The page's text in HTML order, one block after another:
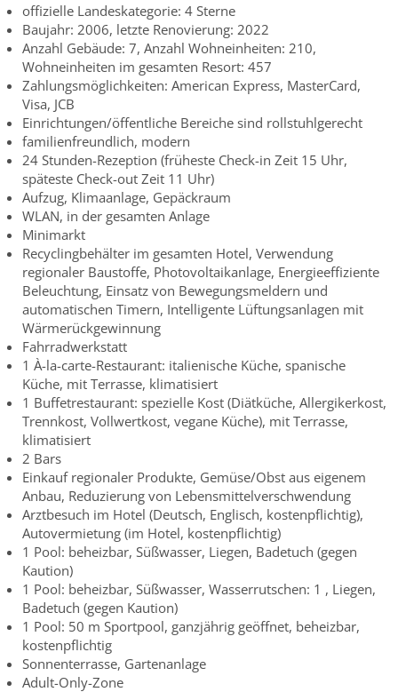
offizielle Landeskategorie: 4 Sterne
Baujahr: 2006, letzte Renovierung: 2022
Anzahl Gebäude: 7, Anzahl Wohneinheiten: 210,
Wohneinheiten im gesamten Resort: 457
Zahlungsmöglichkeiten: American Express, MasterCard,
Visa, JCB
Einrichtungen/öffentliche Bereiche sind rollstuhlgerecht
familienfreundlich, modern
24 Stunden-Rezeption (früheste Check-in Zeit 15 Uhr,
späteste Check-out Zeit 11 Uhr)
Aufzug, Klimaanlage, Gepäckraum
WLAN, in der gesamten Anlage
Minimarkt
Recyclingbehälter im gesamten Hotel, Verwendung
regionaler Baustoffe, Photovoltaikanlage, Energieeffiziente
Beleuchtung, Einsatz von Bewegungsmeldern und
automatischen Timern, Intelligente Lüftungsanlagen mit
Wärmerückgewinnung
Fahrradwerkstatt
1 À-la-carte-Restaurant: italienische Küche, spanische
Küche, mit Terrasse, klimatisiert
1 Buffetrestaurant: spezielle Kost (Diätküche, Allergikerkost,
Trennkost, Vollwertkost, vegane Küche), mit Terrasse,
klimatisiert
2 Bars
Einkauf regionaler Produkte, Gemüse/Obst aus eigenem
Anbau, Reduzierung von Lebensmittelverschwendung
Arztbesuch im Hotel (Deutsch, Englisch, kostenpflichtig),
Autovermietung (im Hotel, kostenpflichtig)
1 Pool: beheizbar, Süßwasser, Liegen, Badetuch (gegen
Kaution)
1 Pool: beheizbar, Süßwasser, Wasserrutschen: 1 , Liegen,
Badetuch (gegen Kaution)
1 Pool: 50 m Sportpool, ganzjährig geöffnet, beheizbar,
kostenpflichtig
Sonnenterrasse, Gartenanlage
Adult-Only-Zone